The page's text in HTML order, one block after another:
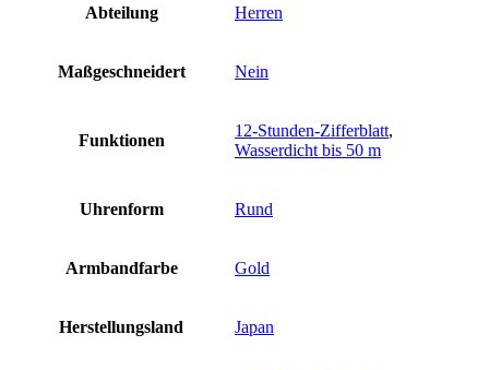
Abteilung Herren
Maßgeschneidert Nein
Funktionen
12-Stunden-Zifferblatt,
Wasserdicht bis 50 m
Uhrenform Rund
Armbandfarbe Gold
Herstellungsland Japan